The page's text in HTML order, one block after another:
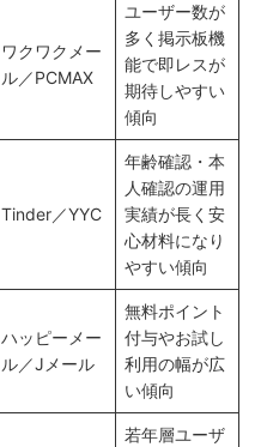
ワクワクメー
ル／PCMAX
ユーザー数が
多く掲示板機
能で即レスが
期待しやすい
傾向
Tinder／YYC
年齢確認・本
人確認の運用
実績が長く安
心材料になり
やすい傾向
ハッピーメー
ル／Jメール
無料ポイント
付与やお試し
利用の幅が広
い傾向
若年層ユーザ